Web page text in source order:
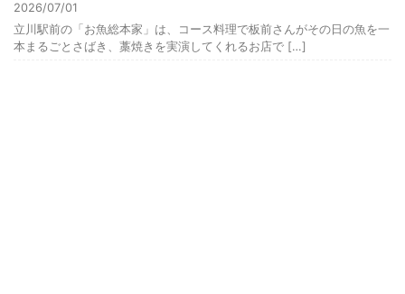
2026/07/01
立川駅前の「お魚総本家」は、コース料理で板前さんがその日の魚を一
本まるごとさばき、藁焼きを実演してくれるお店で […]